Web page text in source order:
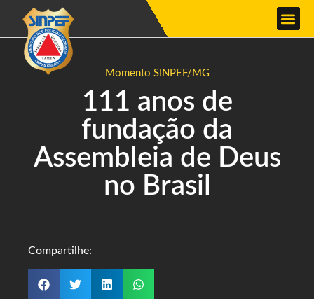
Momento SINPEF/MG
111 anos de
fundação da
Assembleia de Deus
no Brasil
Compartilhe: